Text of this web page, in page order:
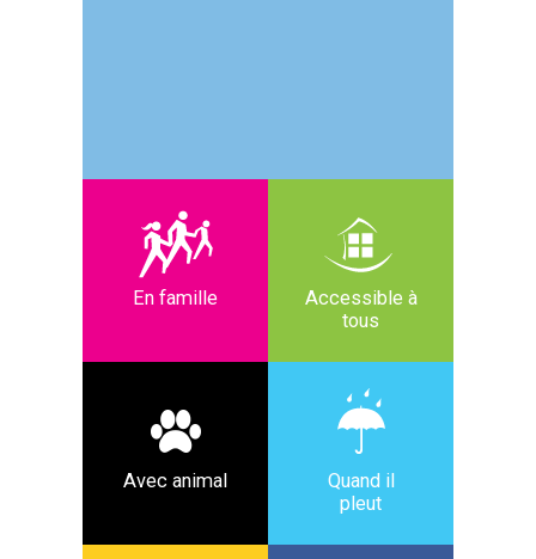
En famille
Accessible à
tous
Avec animal
Quand il
pleut